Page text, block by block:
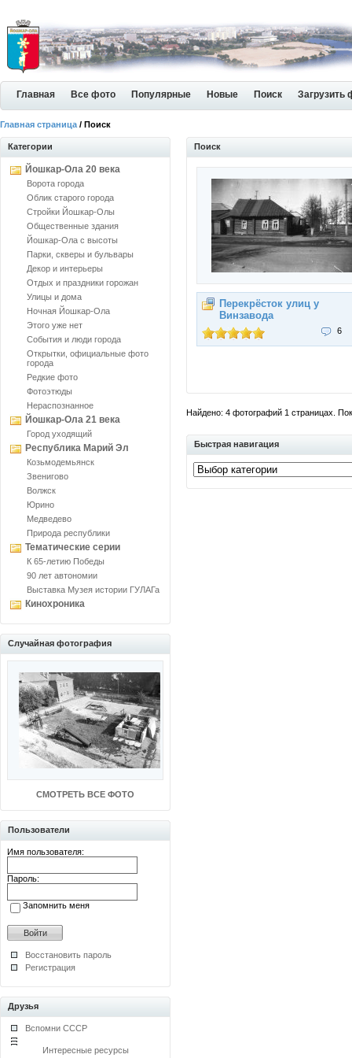
Главная Все фото Популярные Новые Поиск Загрузить
Главная страница / Поиск
Категории
Йошкар-Ола 20 века
Ворота города
Облик старого города
Стройки Йошкар-Олы
Общественные здания
Йошкар-Ола с высоты
Парки, скверы и бульвары
Декор и интерьеры
Отдых и праздники горожан
Улицы и дома
Ночная Йошкар-Ола
Этого уже нет
События и люди города
Открытки, официальные фото
города
Редкие фото
Фотоэтюды
Нераспознанное
Йошкар-Ола 21 века
Город уходящий
Республика Марий Эл
Козьмодемьянск
Звенигово
Волжск
Юрино
Медведево
Природа республики
Тематические серии
К 65-летию Победы
90 лет автономии
Выставка Музея истории ГУЛАГа
Кинохроника
Случайная фотография
СМОТРЕТЬ ВСЕ ФОТО
Пользователи
Имя пользователя:
Пароль:
Запомнить меня
Восстановить пароль
Регистрация
Друзья
Вспомни СССР
Интересные ресурсы
Поиск
Перекрёсток улиц у
Винзавода
6
Найдено: 4 фотографий 1 страницах.
Быстрая навигация